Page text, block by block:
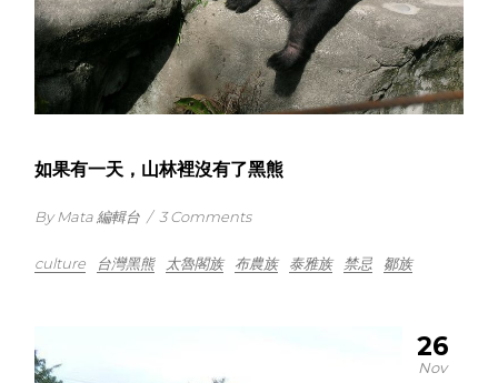
如果有一天，山林裡沒有了黑熊
By Mata 編輯台 / 3 Comments
culture 台灣黑熊 太魯閣族 布農族 泰雅族 禁忌 鄒族
26
Nov